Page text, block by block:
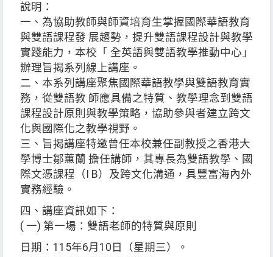
說明：
一、為協助教師與師資培育生掌握國際華語教育
與雙語課程發 展趨勢，提升雙語課程設計與教學
實踐能力，本校「 全英語與雙語教學推動中心」
辦理旨揭系列線上講座。
二、本系列講座聚焦國際華語教學與雙語教育實
務，從雙語教 師應具備之特質、教學理念到雙語
課程設計原則與教學策略，協助參與者建立跨文
化與國際化之教學視野。
三、旨揭講座特邀曾任本校兼任副教授之香港大
學博士鄒蕙蘭 擔任講師，其專長為雙語教學、國
際文憑課程（I B）及跨文化溝通，具豐富海內外
實務經驗。
四、講座資訊如下：
( 一) 第一場：雙語老師的特質與原則
日期：115年6月10日（星期三）。